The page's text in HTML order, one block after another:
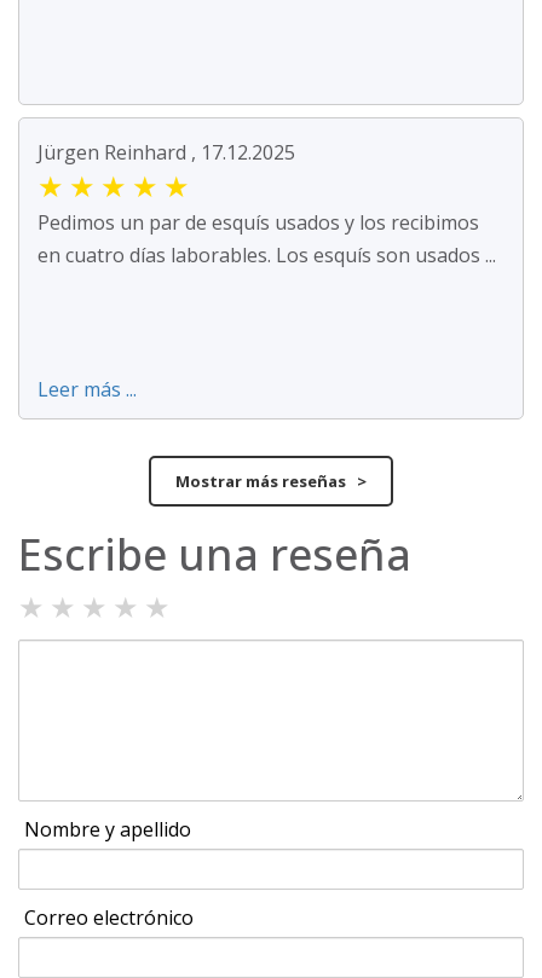
Jürgen Reinhard , 17.12.2025
★ ★ ★ ★ ★
Pedimos un par de esquís usados y los recibimos
en cuatro días laborables. Los esquís son usados ...
Leer más ...
Mostrar más reseñas >
Escribe una reseña
★ ★ ★ ★ ★
Nombre y apellido
Correo electrónico